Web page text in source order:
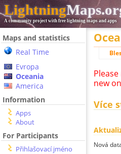
Lightning
A community project with free lightning maps and apps
Maps and statistics
Real Time
Evropa
Oceania
America
Information
Apps
About
For Participants
Přihlašovací jméno
new
Více
Nová